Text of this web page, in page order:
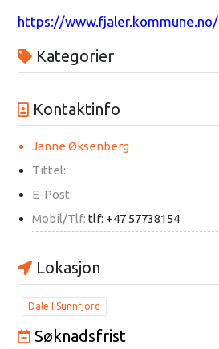
https://www.fjaler.kommune.no/
Kategorier
Kontaktinfo
Janne Øksenberg
Tittel:
E-Post:
Mobil/Tlf: tlf: +47 57738154
Lokasjon
Dale I Sunnfjord
Søknadsfrist